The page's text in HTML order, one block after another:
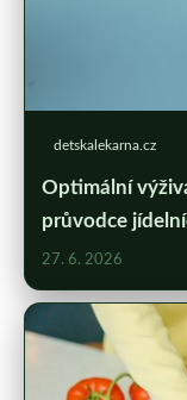
detskalekarna.cz
Optimální
průvodce
27. 6. 2026